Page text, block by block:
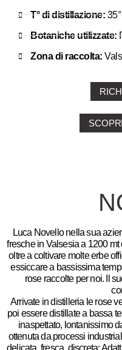
T° di distillazione:
Botaniche utilizzate:
Zona di raccolta:
Luca Novello nella sua
fresche in Valsesia a 1200
oltre a coltivare molte erbe
essiccare a bassissima
rose raccolte per noi. Il
Arrivate in distilleria le rose
poi essere distillate a bassa
inaspettato, lontanissimo
ottenuta da processi
delicata, fresca, discreta;